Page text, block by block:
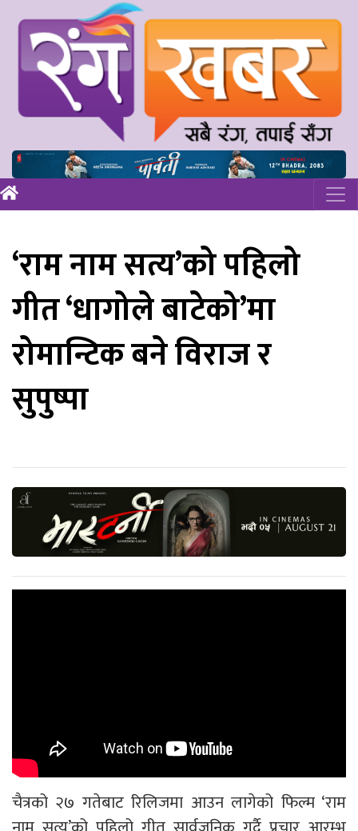
‘राम नाम सत्य’को पहिलो
गीत ‘धागोले बाटेको’मा
रोमान्टिक बने विराज र
सुपुष्पा
चैत्रको २७ गतेबाट रिलिजमा आउन लागेको फिल्म ‘राम